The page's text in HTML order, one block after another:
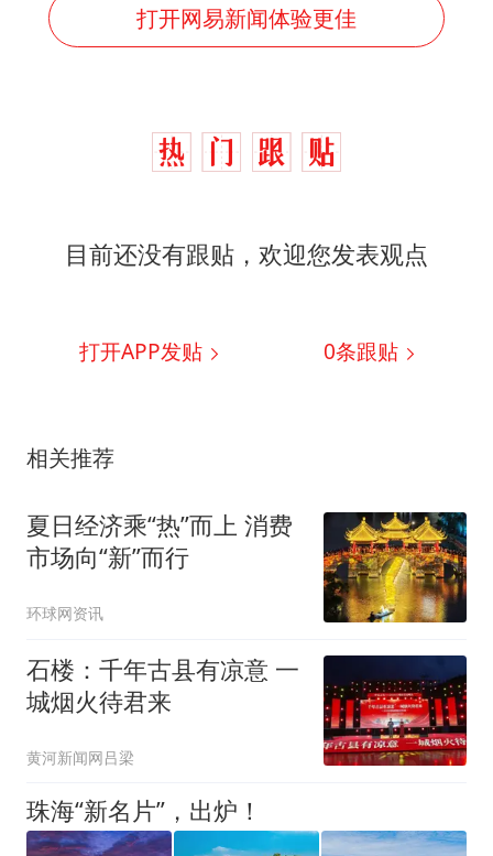
打开网易新闻体验更佳
目前还没有跟贴，欢迎您发表观点
打开APP发贴 0条跟贴
相关推荐
夏日经济乘“热”而上 消费
市场向“新”而行
环球网资讯
石楼：千年古县有凉意 一
城烟火待君来
黄河新闻网吕梁
珠海“新名片”，出炉！